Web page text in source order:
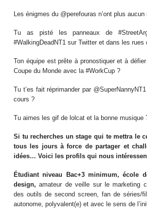
Les énigmes du @perefouras n’ont plus
Tu as pisté les panneaux de
#WalkingDeadNT1 sur Twitter et dans les rues
Ton équipe est prête à pronostiquer et à
Coupe du Monde avec la #WorkCup ?
Tu t’es fait réprimander par
cours ?
Tu aimes les gif de lolcat et la bonne musique
Si tu recherches un stage qui te mettra le
tous les jours à force de partager et
idées… Voici les profils qui nous
Étudiant niveau Bac+3 minimum, école
design,amateur de veille sur le marketing
des outils de second screen, fan de séries/
autonome, polyvalent(e) et avec le sens de